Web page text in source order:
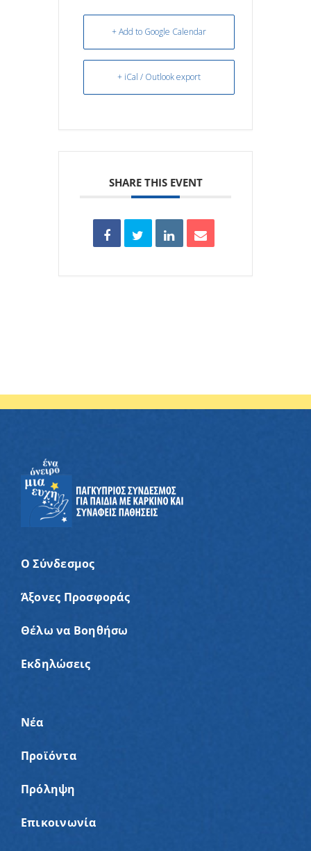
+ Add to Google Calendar
+ iCal / Outlook export
SHARE THIS EVENT
Ο Σύνδεσμος
Άξονες Προσφοράς
Θέλω να Βοηθήσω
Εκδηλώσεις
Νέα
Προϊόντα
Πρόληψη
Επικοινωνία